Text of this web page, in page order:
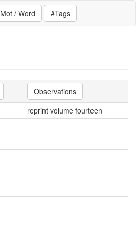
Mot / Word #Tags
Observations
reprint volume fourteen